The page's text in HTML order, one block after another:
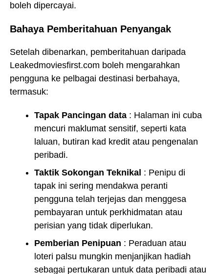
boleh dipercayai.
Bahaya Pemberitahuan Penyangak
Setelah dibenarkan, pemberitahuan daripada
Leakedmoviesfirst.com boleh mengarahkan
pengguna ke pelbagai destinasi berbahaya,
termasuk:
Tapak Pancingan data : Halaman ini cuba
mencuri maklumat sensitif, seperti kata
laluan, butiran kad kredit atau pengenalan
peribadi.
Taktik Sokongan Teknikal : Penipu di
tapak ini sering mendakwa peranti
pengguna telah terjejas dan menggesa
pembayaran untuk perkhidmatan atau
perisian yang tidak diperlukan.
Pemberian Penipuan : Peraduan atau
loteri palsu mungkin menjanjikan hadiah
sebagai pertukaran untuk data peribadi atau